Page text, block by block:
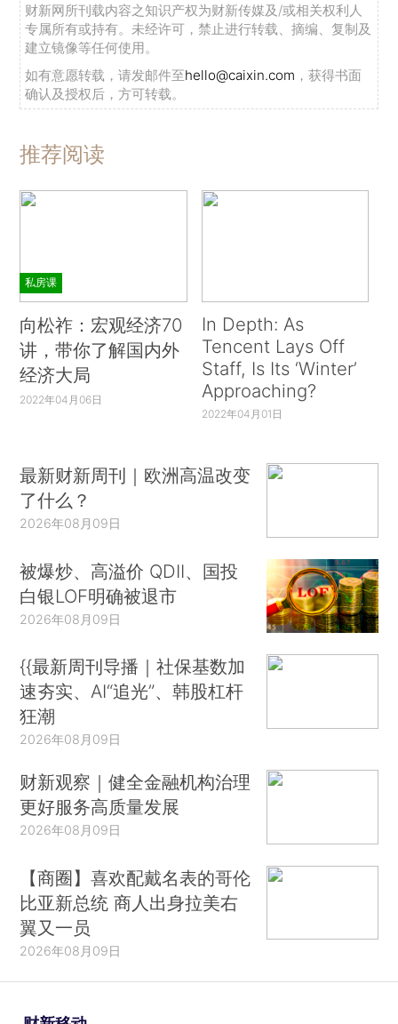
财新网所刊载内容之知识产权为财新传媒及/或相关权利人
专属所有或持有。未经许可，禁止进行转载、摘编、复制及
建立镜像等任何使用。
如有意愿转载，请发邮件至hello@caixin.com ，获得书面
确认及授权后，方可转载。
推荐阅读
私房课
向松祚：宏观经济70
讲，带你了解国内外
经济大局
2022年04月06日
In Depth: As
Tencent Lays Off
Staff, Is Its ‘Winter’
Approaching?
2022年04月01日
最新财新周刊｜欧洲高温改变
了什么？
2026年08月09日
被爆炒、高溢价 QDII、国投
白银LOF明确被退市
2026年08月09日
{{最新周刊导播｜社保基数加
速夯实、AI“追光”、韩股杠杆
狂潮
2026年08月09日
财新观察｜健全金融机构治理
更好服务高质量发展
2026年08月09日
【商圈】喜欢配戴名表的哥伦
比亚新总统 商人出身拉美右
翼又一员
2026年08月09日